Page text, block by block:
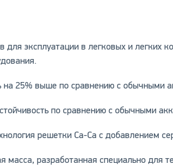
для эксплуатации в легковых и легких
на 25% выше по сравнению с обычными
по сравнению с обычными
решетки Ca-Ca с добавлением
масса, разработанная специально для